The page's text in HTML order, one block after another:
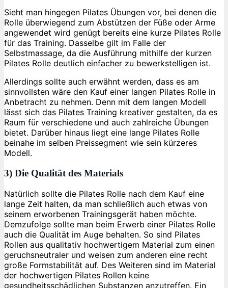
Sieht man hingegen Pilates Übungen vor, bei denen die
Rolle überwiegend zum Abstützen der Füße oder Arme
angewendet wird genügt bereits eine kurze Pilates Rolle
für das Training. Dasselbe gilt im Falle der
Selbstmassage, da die Ausführung mithilfe der kurzen
Pilates Rolle deutlich einfacher zu bewerkstelligen ist.
Allerdings sollte auch erwähnt werden, dass es am
sinnvollsten wäre den Kauf einer langen Pilates Rolle in
Anbetracht zu nehmen. Denn mit dem langen Modell
lässt sich das Pilates Training kreativer gestalten, da es
Raum für verschiedene und auch zahlreiche Übungen
bietet. Darüber hinaus liegt eine lange Pilates Rolle
beinahe im selben Preissegment wie sein kürzeres
Modell.
3) Die Qualität des Materials
Natürlich sollte die Pilates Rolle nach dem Kauf eine
lange Zeit halten, da man schließlich auch etwas von
seinem erworbenen Trainingsgerät haben möchte.
Demzufolge sollte man beim Erwerb einer Pilates Rolle
auch die Qualität im Auge behalten. So sind Pilates
Rollen aus qualitativ hochwertigem Material zum einen
geruchsneutraler und weisen zum anderen eine recht
große Formstabilität auf. Des Weiteren sind im Material
der hochwertigen Pilates Rollen keine
gesundheitsschädlichen Substanzen anzutreffen. Ein